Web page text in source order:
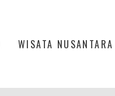
WISATA NUSANTARA